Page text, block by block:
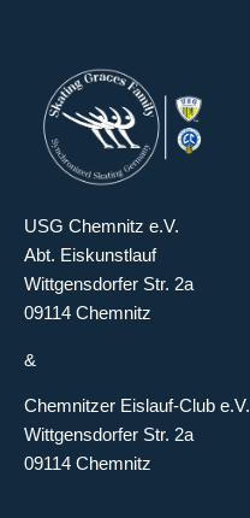
USG Chemnitz e.V.
Abt. Eiskunstlauf
Wittgensdorfer Str. 2a
09114 Chemnitz
&
Chemnitzer Eislauf-Club e.V.
Wittgensdorfer Str. 2a
09114 Chemnitz